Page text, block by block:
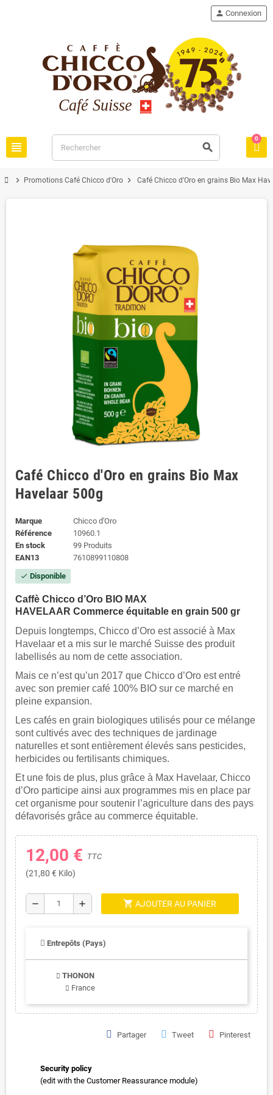
view_headline search
person Connexion
0
chevron_right Promotions Café Chicco d'Oro chevron_right Café Chicco d'Oro en grains Bio Max
Café Chicco d'Oro en grains Bio Max
Havelaar 500g
Marque
Chicco d'Oro
Référence
10960.1
En stock
99 Produits
EAN13
7610899110808
check Disponible
Caffè Chicco d’Oro BIO MAX
HAVELAAR Commerce équitable en grain 500 gr
Depuis longtemps, Chicco d’Oro est associé à Max
Havelaar et a mis sur le marché Suisse des produit
labellisés au nom de cette association.
Mais ce n’est qu’un 2017 que Chicco d’Oro est entré
avec son premier café 100% BIO sur ce marché en
pleine expansion.
Les cafés en grain biologiques utilisés pour ce mélange
sont cultivés avec des techniques de jardinage
naturelles et sont entièrement élevés sans pesticides,
herbicides ou fertilisants chimiques.
Et une fois de plus, plus grâce à Max Havelaar, Chicco
d’Oro participe ainsi aux programmes mis en place par
cet organisme pour soutenir l’agriculture dans des pays
défavorisés grâce au commerce équitable.
12,00 € TTC
(21,80 € Kilo)
remove add shopping_cart AJOUTER AU PANIER
Entrepôts (Pays)
THONON
France
Partager Tweet Pinterest
Security policy
(edit with the Customer Reassurance module)